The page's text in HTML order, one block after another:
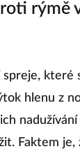
rýmě
spreje, které
hlenu z
nadužívání
Faktem je,